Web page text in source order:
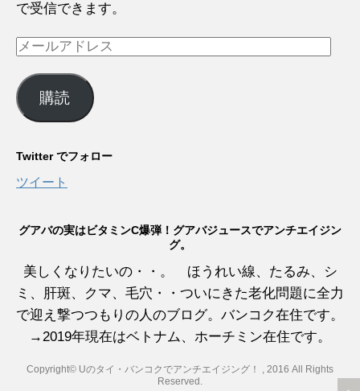
で受信できます。
メ
ル
ア
レ
ス
購読
Twitter でフォロー
ツイート
グアバの実はビタミンC爆弾！グアバジュースでアンチエイジン
グ。
美しくなりたいの・・。 ほうれい線、たるみ、シ
ミ、肝斑、クマ、毛穴・・ついにきた老化問題に全力
で迎え撃つつもりの人のブログ。バンコク在住です。
→2019年現在はベトナム、ホーチミン在住です。
Copyright© Uのタイ・バンコクでアンチエイジング！ , 2016 All Rights
Reserved.